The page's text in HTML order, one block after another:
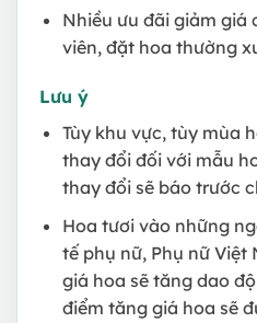
Nhiều ưu đãi giảm giá
viên, đặt hoa thường
Lưu ý
Tùy khu vực, tùy mùa
thay đổi đối với mẫu
thay đổi sẽ báo trước
Hoa tươi vào những
tế phụ nữ, Phụ nữ Việt
giá hoa sẽ tăng dao
điểm tăng giá hoa sẽ